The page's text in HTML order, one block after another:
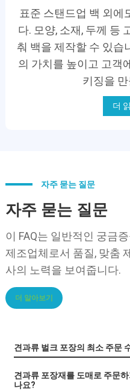
표준 스탠드업 백 외에
다. 모양, 소재, 두께 등
춰 백을 제작할 수 있습
의 가치를 높이고 고객
키징을
더
자주 묻는 질문
자주 묻는 질문
이 FAQ는 일반적인 궁금
제조업체로서 품질, 맞춤
사의 노력을 보여줍니다.
더 알아보기
견과류 벌크 포장의 최소 주문
견과류 포장재를 도매로 주문
나요?